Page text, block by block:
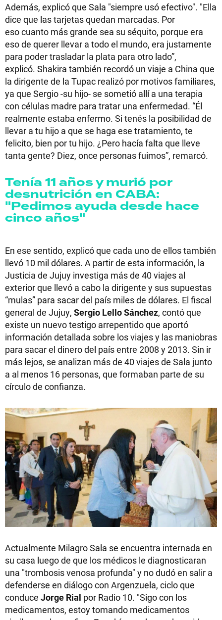
Además, explicó que Sala "siempre usó efectivo". "Ella
dice que las tarjetas quedan marcadas. Por
eso cuanto más grande sea su séquito, porque era
eso de querer llevar a todo el mundo, era justamente
para poder trasladar la plata para otro lado”,
explicó. Shakira también recordó un viaje a China que
la dirigente de la Tupac realizó por motivos familiares,
ya que Sergio -su hijo- se sometió allí a una terapia
con células madre para tratar una enfermedad. “Él
realmente estaba enfermo. Si tenés la posibilidad de
llevar a tu hijo a que se haga ese tratamiento, te
felicito, bien por tu hijo. ¿Pero hacía falta que lleve
tanta gente? Diez, once personas fuimos”, remarcó.
Tenía 11 años y murió por
desnutrición en CABA:
"Pedimos ayuda desde hace
cinco años"
En ese sentido, explicó que cada uno de ellos también
llevó 10 mil dólares. A partir de esta información, la
Justicia de Jujuy investiga más de 40 viajes al
exterior que llevó a cabo la dirigente y sus supuestas
“mulas” para sacar del país miles de dólares. El fiscal
general de Jujuy, Sergio Lello Sánchez, contó que
existe un nuevo testigo arrepentido que aportó
información detallada sobre los viajes y las maniobras
para sacar el dinero del país entre 2008 y 2013. Sin ir
más lejos, se analizan más de 40 viajes de Sala junto
a al menos 16 personas, que formaban parte de su
círculo de confianza.
Actualmente Milagro Sala se encuentra internada en
su casa luego de que los médicos le diagnosticaran
una "trombosis venosa profunda" y no dudó en salir a
defenderse en diálogo con Argenzuela, ciclo que
conduce Jorge Rial por Radio 10. "Sigo con los
medicamentos, estoy tomando medicamentos